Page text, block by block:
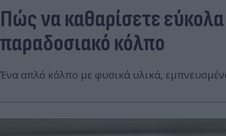
Πώς να καθαρίσετε
παραδοσιακό κόλπο
Ένα απλό κόλπο με φυσικά υλικά,